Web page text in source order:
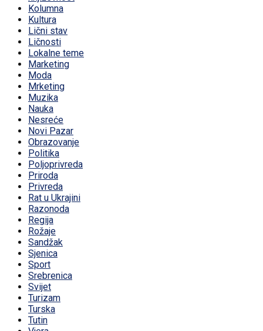
Kolumna
Kultura
Lični stav
Ličnosti
Lokalne teme
Marketing
Moda
Mrketing
Muzika
Nauka
Nesreće
Novi Pazar
Obrazovanje
Politika
Poljoprivreda
Priroda
Privreda
Rat u Ukrajini
Razonoda
Regija
Rožaje
Sandžak
Sjenica
Sport
Srebrenica
Svijet
Turizam
Turska
Tutin